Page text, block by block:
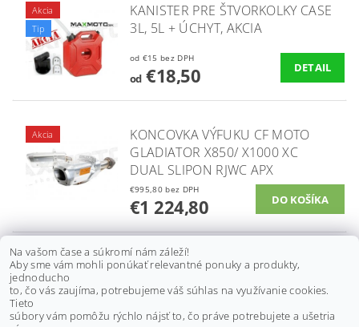
Akcia
Tip
KANISTER PRE ŠTVORKOLKY CASE
3L, 5L + ÚCHYT, AKCIA
od €15 bez DPH
od€18,50 DETAIL
Akcia
KONCOVKA VÝFUKU CF MOTO
GLADIATOR X850/ X1000 XC
DUAL SLIPON RJWC APX
€995,80 bez DPH
€1 224,80
Najpredávanejšie
KONCOVKA VÝFUKU CF MOTO
X850/ X1000 G3 RJWC APX
ALUMINIUM SLIP-ON
€853,70 bez DPH
Na vašom čase a súkromí nám záleží!
Aby sme vám mohli ponúkať relevantné ponuky a produkty,
jednoducho
to, čo vás zaujíma, potrebujeme váš súhlas na využívanie cookies.
Tieto
súbory vám pomôžu rýchlo nájsť to, čo práve potrebujete a ušetria